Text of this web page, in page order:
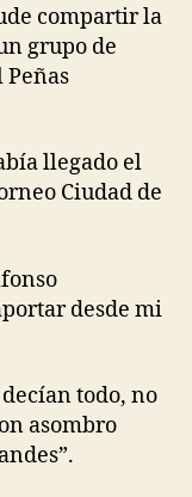
compartir la
grupo de
llegado el
Ciudad de
desde mi
todo, no
asombro